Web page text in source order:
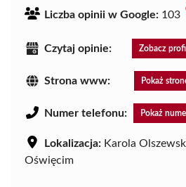
Liczba opinii w Google: 103
Czytaj opinie: Zobacz profil
Strona www: Pokaż
Numer telefonu: Pokaż
Lokalizacja: Karola
Oświęcim